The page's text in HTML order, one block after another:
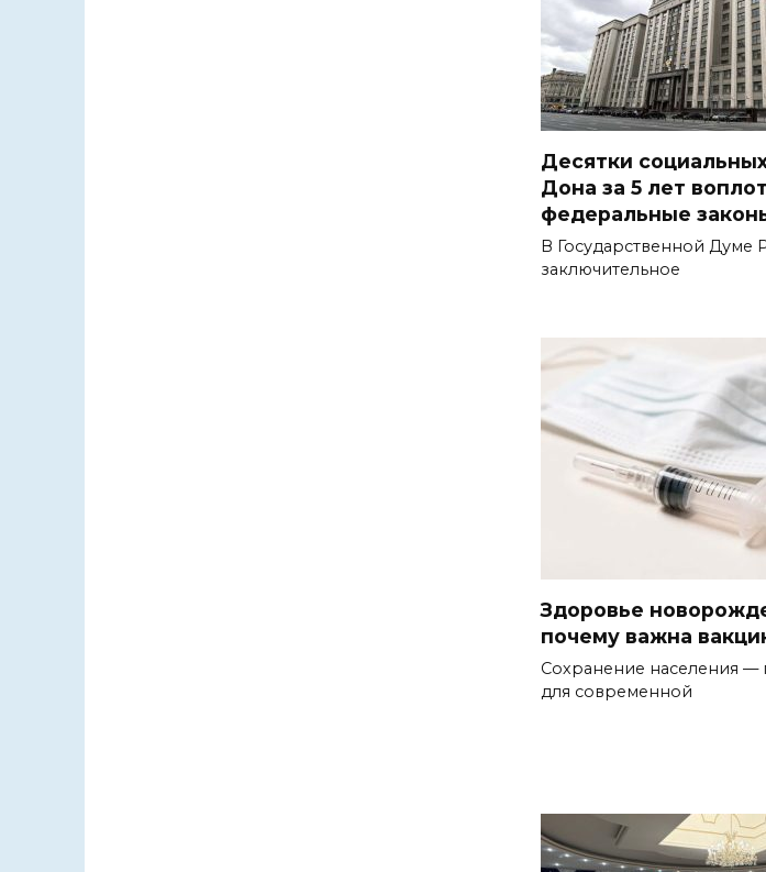
Десятки
Дона за 5 лет
федеральные
В Государственной Думе
заключительное
Здоровье
почему важна
Сохранение населения —
для современной